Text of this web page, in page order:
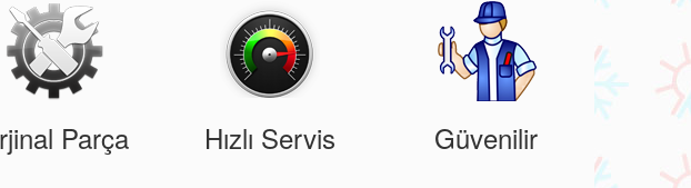
Parça Hızlı Servis Güvenilir